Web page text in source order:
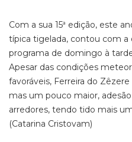
Com a sua 15ª edição, este
típica tigelada, contou com a
programa de domingo à
Apesar das condições
favoráveis, Ferreira do
mas um pouco maior,
arredores, tendo tido mais
(Catarina Cristovam)